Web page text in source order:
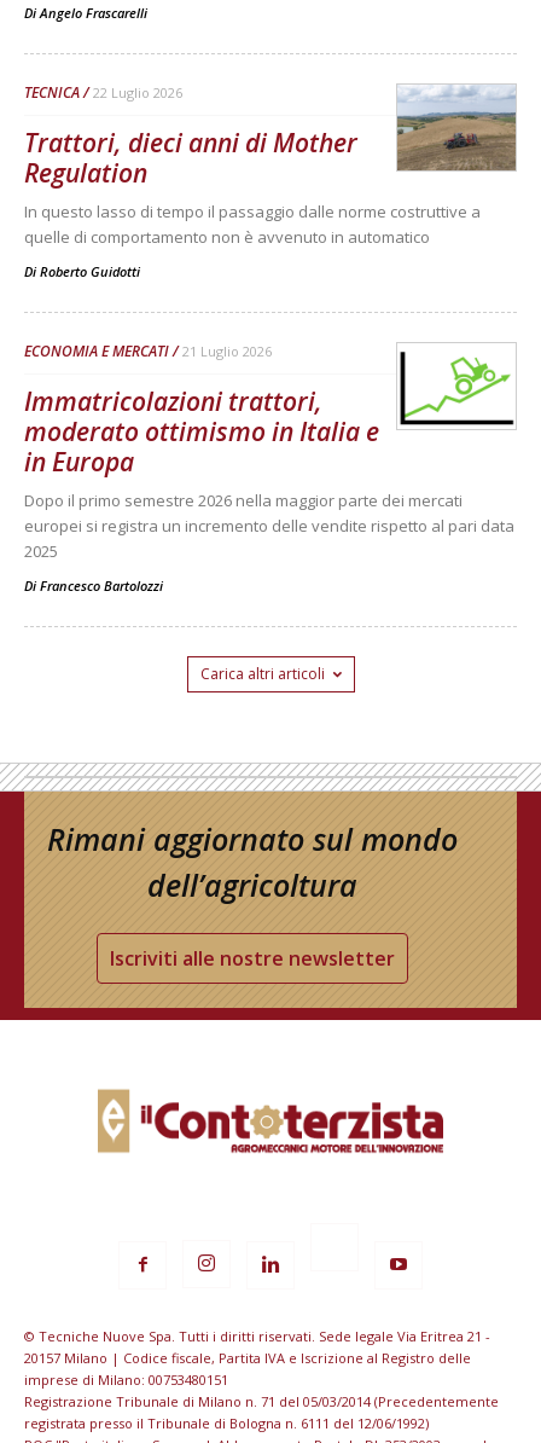
DiAngelo Frascarelli
TECNICA 22 Luglio 2026
Trattori, dieci anni di Mother
Regulation
In questo lasso di tempo il passaggio dalle norme costruttive a
quelle di comportamento non è avvenuto in automatico
Di Roberto Guidotti
ECONOMIA E MERCATI 21 Luglio 2026
Immatricolazioni trattori,
moderato ottimismo in Italia e
in Europa
Dopo il primo semestre 2026 nella maggior parte dei mercati
europei si registra un incremento delle vendite rispetto al pari data
2025
Di Francesco Bartolozzi
Carica altri articoli
Rimani aggiornato sul mondo
dell’agricoltura
Iscriviti alle nostre newsletter
© Tecniche Nuove Spa. Tutti i diritti riservati. Sede legale Via Eritrea 21 -
20157 Milano | Codice fiscale, Partita IVA e Iscrizione al Registro delle
imprese di Milano: 00753480151
Registrazione Tribunale di Milano n. 71 del 05/03/2014 (Precedentemente
registrata presso il Tribunale di Bologna n. 6111 del 12/06/1992)